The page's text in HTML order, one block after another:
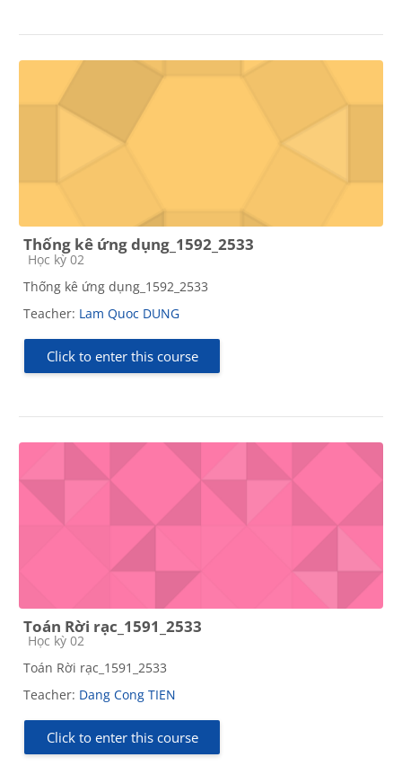
Thống kê ứng dụng_1592_2533
Course category
Học kỳ 02
Thống kê ứng dụng_1592_2533
Teacher: Lam Quoc DUNG
Click to enter this course
Toán Rời rạc_1591_2533
Course category
Học kỳ 02
Toán Rời rạc_1591_2533
Teacher: Dang Cong TIEN
Click to enter this course